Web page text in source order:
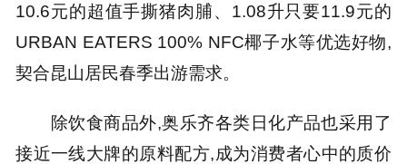
10.6元的超值手撕猪肉脯、1.08升只要11.9元的
URBAN EATERS 100% NFC椰子水等优选好物,
契合昆山居民春季出游需求。
除饮食商品外,奥乐齐各类日化产品也采用了
接近一线大牌的原料配方,成为消费者心中的质价